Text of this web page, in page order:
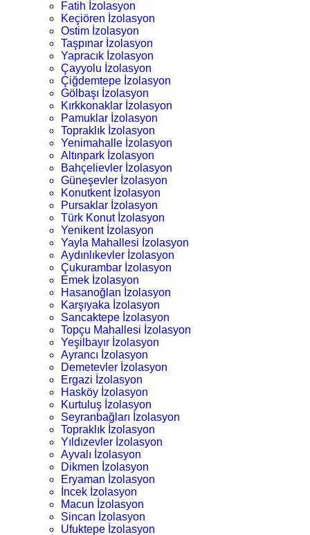
Fatih İzolasyon
Keçiören İzolasyon
Ostim İzolasyon
Taşpınar İzolasyon
Yapracık İzolasyon
Çayyolu İzolasyon
Çiğdemtepe İzolasyon
Gölbaşı İzolasyon
Kırkkonaklar İzolasyon
Pamuklar İzolasyon
Topraklık İzolasyon
Yenimahalle İzolasyon
Altınpark İzolasyon
Bahçelievler İzolasyon
Güneşevler İzolasyon
Konutkent İzolasyon
Pursaklar İzolasyon
Türk Konut İzolasyon
Yenikent İzolasyon
Yayla Mahallesi İzolasyon
Aydınlıkevler İzolasyon
Çukurambar İzolasyon
Emek İzolasyon
Hasanoğlan İzolasyon
Karşıyaka İzolasyon
Sancaktepe İzolasyon
Topçu Mahallesi İzolasyon
Yeşilbayır İzolasyon
Ayrancı İzolasyon
Demetevler İzolasyon
Ergazi İzolasyon
Hasköy İzolasyon
Kurtuluş İzolasyon
Seyranbağları İzolasyon
Topraklık İzolasyon
Yıldızevler İzolasyon
Ayvalı İzolasyon
Dikmen İzolasyon
Eryaman İzolasyon
İncek İzolasyon
Macun İzolasyon
Sincan İzolasyon
Ufuktepe İzolasyon